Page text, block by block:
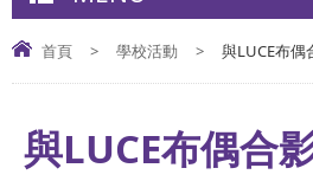
首頁 > 學校活動 > 與LUCE布偶
與LUCE布偶合